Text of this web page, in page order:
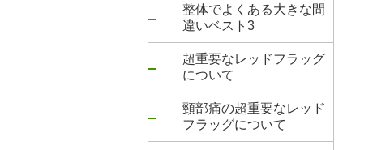
整体でよくある大きな間
違いベスト3
超重要なレッドフラッグ
について
頸部痛の超重要なレッド
フラッグについて